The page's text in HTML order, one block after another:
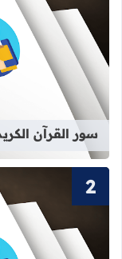
سور القرآن